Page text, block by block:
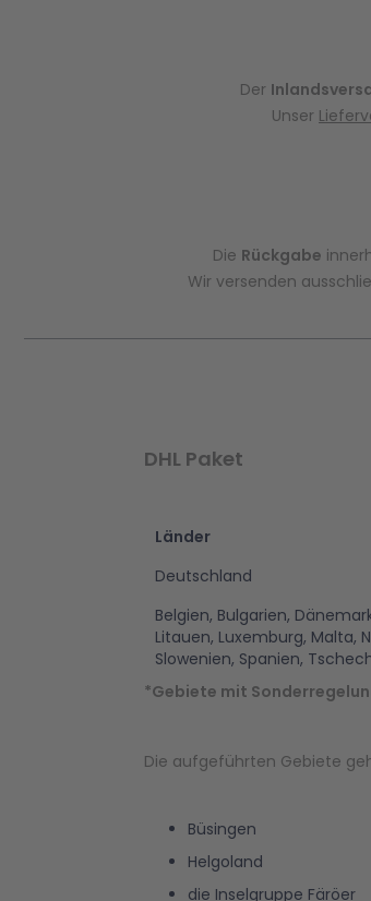
Der
Unser
Die Rückgabe
Wir versenden
DHL Paket
Länder
Deutschland
Belgien, Bulgarien,
Litauen, Luxemburg, Malta,
Slowenien, Spanien,
*Gebiete mit
Die aufgeführten Gebiete
Büsingen
Helgoland
die Inselgruppe Färöer